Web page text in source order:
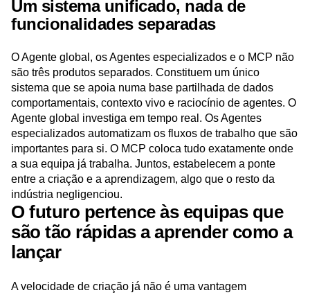
Joshua Ma
Líder de Engenharia no Cursor
Um sistema unificado, nada de
funcionalidades separadas
O Agente global, os Agentes especializados e o MCP não
são três produtos separados. Constituem um único
sistema que se apoia numa base partilhada de dados
comportamentais, contexto vivo e raciocínio de agentes. O
Agente global investiga em tempo real. Os Agentes
especializados automatizam os fluxos de trabalho que são
importantes para si. O MCP coloca tudo exatamente onde
a sua equipa já trabalha. Juntos, estabelecem a ponte
entre a criação e a aprendizagem, algo que o resto da
indústria negligenciou.
O futuro pertence às equipas que
são tão rápidas a aprender como a
lançar